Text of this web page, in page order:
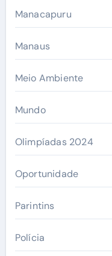
Manacapuru
Manaus
Meio Ambiente
Mundo
Olimpíadas 2024
Oportunidade
Parintins
Polícia